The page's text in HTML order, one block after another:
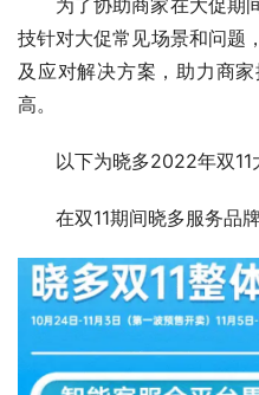
为了协助商家在大促期
技针对大促常见场景和问题
及应对解决方案，助力商
高。
以下为晓多2022年双11
在双11期间晓多服务品